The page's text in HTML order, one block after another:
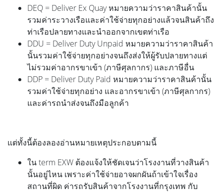
DEQ = Deliver Ex Quay หมายความว่าราคาสินค้านั้น
รวมค่าระวางเรือและค่าใช้จ่ายทุกอย่างแล้วจนสินค้าถึง
ท่าเรือปลายทางและนำออกจากเขตท่าเรือ
DDU = Deliver Duty Unpaid หมายความว่าราคาสินค้า
นั้นรวมค่าใช้จ่ายทุกอย่างจนถึงส่งให้ผู้รับปลายทางแต่
ไม่รวมค่าอากรขาเข้า (ภาษีศุลกากร) และภาษีอื่น
DDP = Deliver Duty Paid หมายความว่าราคาสินค้านั้น
รวมค่าใช้จ่ายทุกอย่าง และอากรขาเข้า (ภาษีศุลกากร)
และค่ารถนำส่งจนถึงมือลูกค้า
แต่ทั้งนี้ต้องลองอ่านหมายเหตุประกอบตามนี้
ใน term EXW ต้องแจ้งให้ชัดเจนว่าโรงงานที่วางสินค้า
นั้นอยู่ไหน เพราะค่าใช้จ่ายอาจผกผันถ้าเข้าใจเรื่อง
สถานที่ผิด ค่ารถรับสินค้าจากโรงงานที่กรุงเทพ กับ